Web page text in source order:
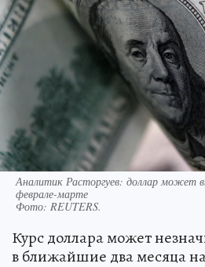
Аналитик Расторгуев: доллар может
феврале-марте
Фото: REUTERS.
Курс доллара может
в ближайшие два месяца